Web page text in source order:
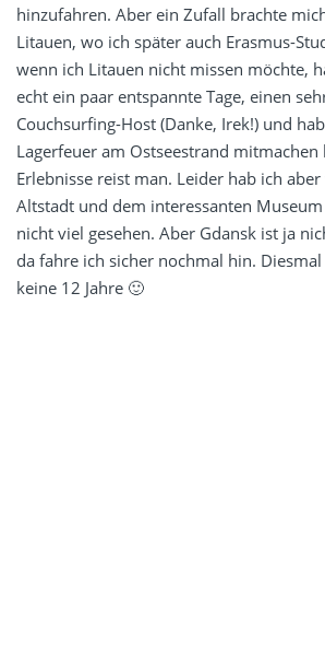
hinzufahren. Aber ein Zufall brachte
Litauen, wo ich später auch Erasmus-
wenn ich Litauen nicht missen möchte,
echt ein paar entspannte Tage, einen
Couchsurfing-Host (Danke, Irek!) und
Lagerfeuer am Ostseestrand
Erlebnisse reist man. Leider hab ich
Altstadt und dem interessanten
nicht viel gesehen. Aber Gdansk ist ja
da fahre ich sicher nochmal hin.
keine 12 Jahre 🙂